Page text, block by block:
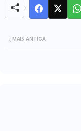
MAIS ANTIGA